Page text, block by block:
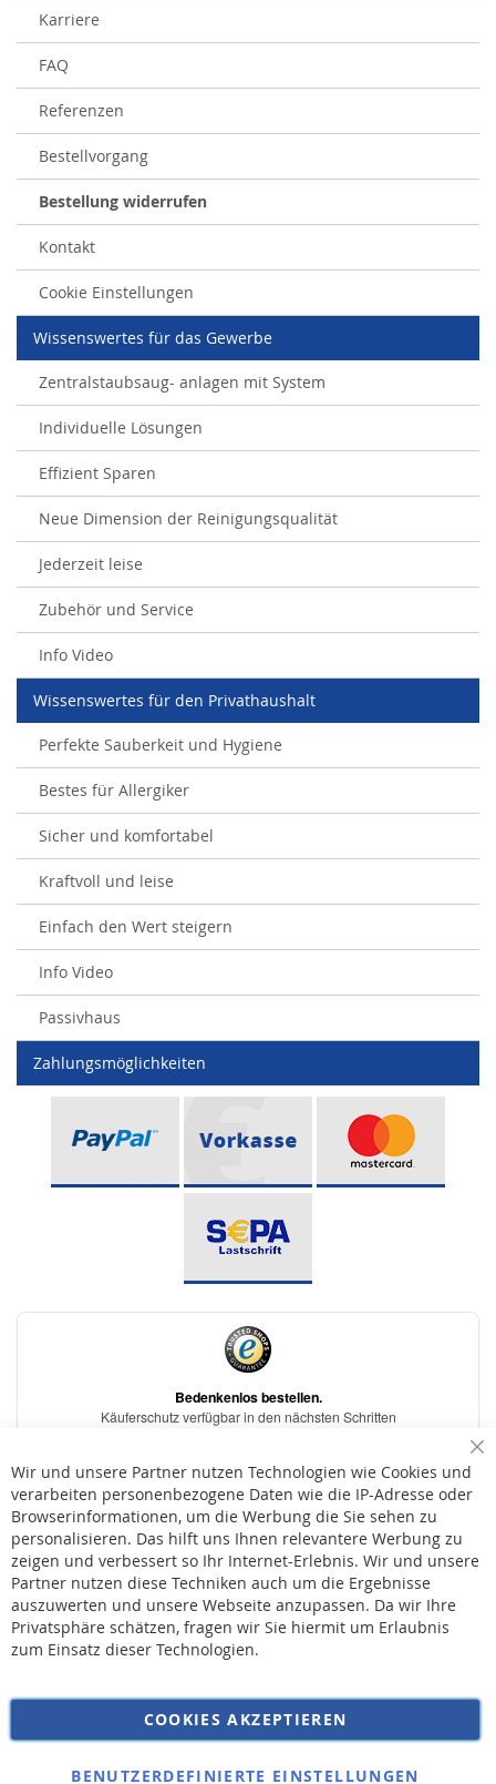
Karriere
FAQ
Referenzen
Bestellvorgang
Bestellung widerrufen
Kontakt
Cookie Einstellungen
Wissenswertes für das Gewerbe
Zentralstaubsaug- anlagen mit System
Individuelle Lösungen
Effizient Sparen
Neue Dimension der Reinigungsqualität
Jederzeit leise
Zubehör und Service
Info Video
Wissenswertes für den Privathaushalt
Perfekte Sauberkeit und Hygiene
Bestes für Allergiker
Sicher und komfortabel
Kraftvoll und leise
Einfach den Wert steigern
Info Video
Passivhaus
Zahlungsmöglichkeiten
* Bei der Lieferung auf deutsche Inseln wird ein Inselzuschlag von 15,00 € auf die
Versandkosten erhoben.
AGB
Widerruf
Datenschutz
Impressum
Kontakt
Wir und unsere Partner nutzen Technologien wie Cookies und
verarbeiten personenbezogene Daten wie die IP-Adresse oder
Browserinformationen, um die Werbung die Sie sehen zu
personalisieren. Das hilft uns Ihnen relevantere Werbung zu
zeigen und verbessert so Ihr Internet-Erlebnis. Wir und unsere
Partner nutzen diese Techniken auch um die Ergebnisse
auszuwerten und unsere Webseite anzupassen. Da wir Ihre
Privatsphäre schätzen, fragen wir Sie hiermit um Erlaubnis
zum Einsatz dieser Technologien.
COOKIES AKZEPTIEREN
BENUTZERDEFINIERTE EINSTELLUNGEN